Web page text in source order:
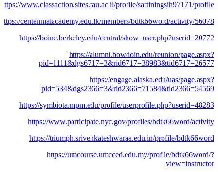
https://www.classaction.sites.tau.ac.il/profile/sartiningsih97171/profile
https://centennialacademy.edu.lk/members/bdtk66word/activity/56078/
https://boinc.berkeley.edu/central/show_user.php?userid=20772
https://alumni.bowdoin.edu/reunion/page.aspx?
pid=1111&dgs6717=3&rid6717=38983&tid6717=26577
https://engage.alaska.edu/uas/page.aspx?
pid=534&dgs2366=3&rid2366=71584&tid2366=54569
https://symbiota.mpm.edu/profile/userprofile.php?userid=48283
https://www.participate.nyc.gov/profiles/bdtk66word/activity
https://triumph.srivenkateshwaraa.edu.in/profile/bdtk66word
https://umcourse.umcced.edu.my/profile/bdtk66word/?
view=instructor